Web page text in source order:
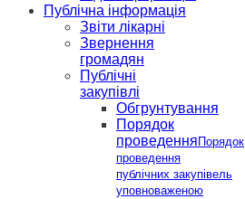
Публічна інформація
Звіти лікарні
Звернення
громадян
Публічні
закупівлі
Обгрунтування
Порядок
проведення Порядок
проведення
публічних закупівель
уповноваженою